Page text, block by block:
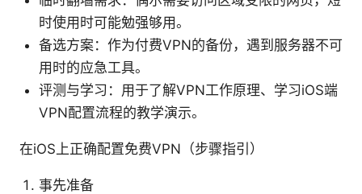
时使用时可能勉强够用。
备选方案：作为付费VPN的备份，遇到服务器不可
用时的应急工具。
评测与学习：用于了解VPN工作原理、学习iOS端
VPN配置流程的教学演示。
在iOS上正确配置免费VPN（步骤指引）
事先准备